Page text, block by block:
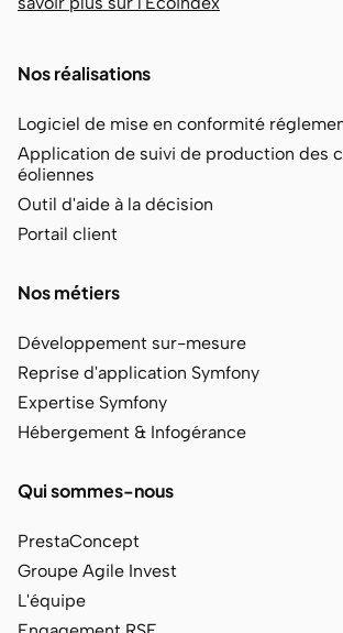
Nos réalisations
Logiciel de mise en conformité
Application de suivi de production des
éoliennes
Outil d'aide à la décision
Portail client
Nos métiers
Développement sur-mesure
Reprise d'application Symfony
Expertise Symfony
Hébergement & Infogérance
Qui sommes-nous
PrestaConcept
Groupe Agile Invest
L'équipe